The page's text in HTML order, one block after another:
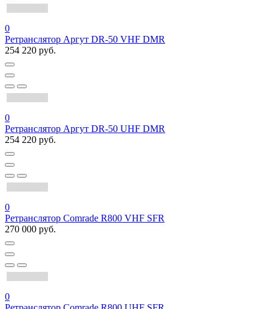
0
Ретранслятор Аргут DR-50 VHF DMR
254 220 руб.
0
Ретранслятор Аргут DR-50 UHF DMR
254 220 руб.
0
Ретранслятор Comrade R800 VHF SFR
270 000 руб.
0